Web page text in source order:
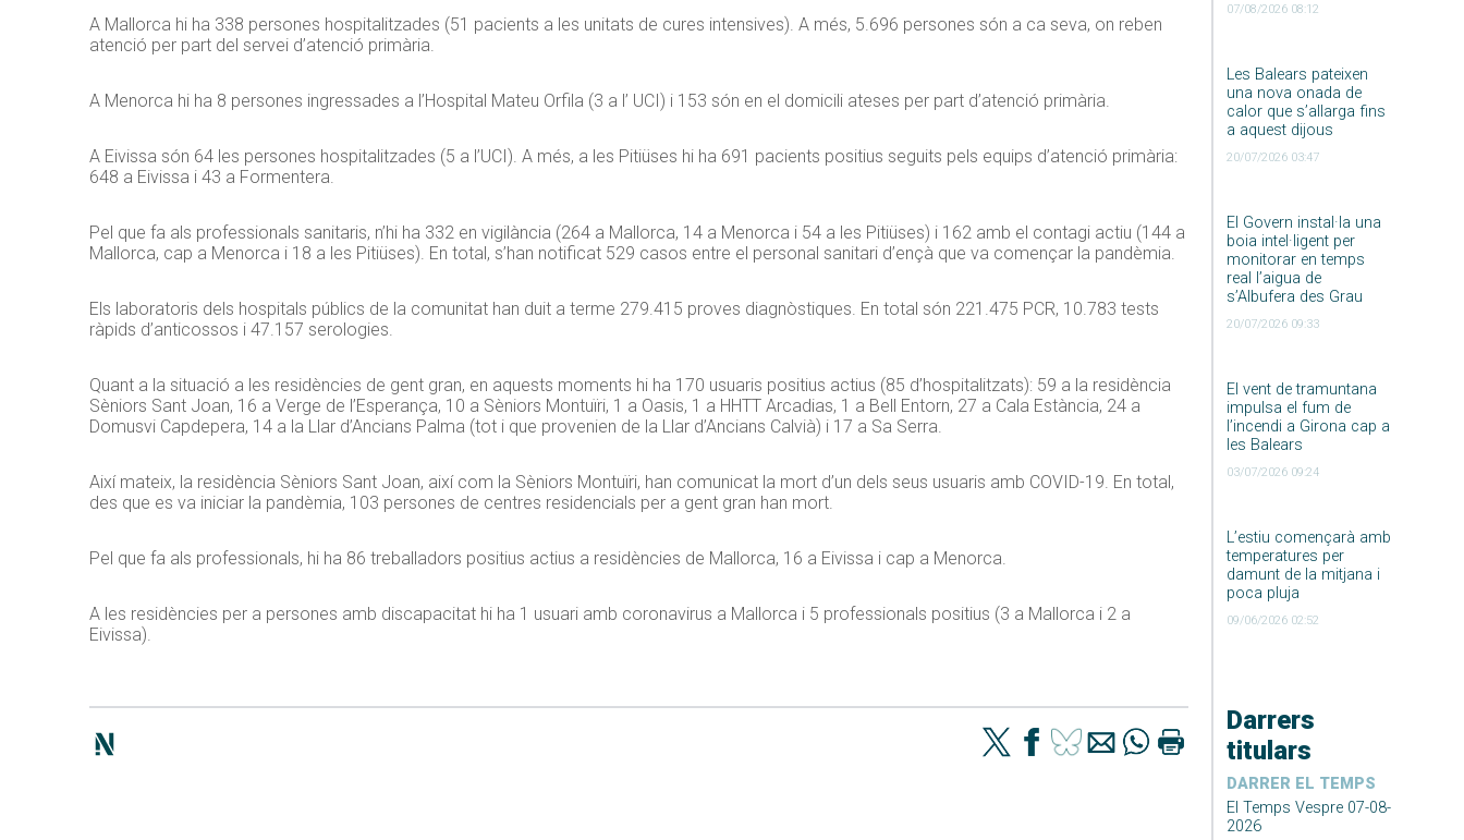
07/08/2026 08:12
Les Balears pateixen
una nova onada de
calor que s’allarga fins
a aquest dijous
20/07/2026 03:47
El Govern instal·la una
boia intel·ligent per
monitorar en temps
real l’aigua de
s’Albufera des Grau
20/07/2026 09:33
El vent de tramuntana
impulsa el fum de
l’incendi a Girona cap a
les Balears
03/07/2026 09:24
L’estiu començarà amb
temperatures per
damunt de la mitjana i
poca pluja
09/06/2026 02:52
Darrers
titulars
DARRER EL TEMPS
El Temps Vespre 07-08-
2026
A Mallorca hi ha 338 persones hospitalitzades (51 pacients a les unitats de cures intensives). A més, 5.696 persones són a ca seva, on reben
atenció per part del servei d’atenció primària.
A Menorca hi ha 8 persones ingressades a l’Hospital Mateu Orfila (3 a l’ UCI) i 153 són en el domicili ateses per part d’atenció primària.
A Eivissa són 64 les persones hospitalitzades (5 a l’UCI). A més, a les Pitiüses hi ha 691 pacients positius seguits pels equips d’atenció primària:
648 a Eivissa i 43 a Formentera.
Pel que fa als professionals sanitaris, n’hi ha 332 en vigilància (264 a Mallorca, 14 a Menorca i 54 a les Pitiüses) i 162 amb el contagi actiu (144 a
Mallorca, cap a Menorca i 18 a les Pitiüses). En total, s’han notificat 529 casos entre el personal sanitari d’ençà que va començar la pandèmia.
Els laboratoris dels hospitals públics de la comunitat han duit a terme 279.415 proves diagnòstiques. En total són 221.475 PCR, 10.783 tests
ràpids d’anticossos i 47.157 serologies.
Quant a la situació a les residències de gent gran, en aquests moments hi ha 170 usuaris positius actius (85 d’hospitalitzats): 59 a la residència
Sèniors Sant Joan, 16 a Verge de l’Esperança, 10 a Sèniors Montuïri, 1 a Oasis, 1 a HHTT Arcadias, 1 a Bell Entorn, 27 a Cala Estància, 24 a
Domusvi Capdepera, 14 a la Llar d’Ancians Palma (tot i que provenien de la Llar d’Ancians Calvià) i 17 a Sa Serra.
Així mateix, la residència Sèniors Sant Joan, així com la Sèniors Montuïri, han comunicat la mort d’un dels seus usuaris amb COVID-19. En total,
des que es va iniciar la pandèmia, 103 persones de centres residencials per a gent gran han mort.
Pel que fa als professionals, hi ha 86 treballadors positius actius a residències de Mallorca, 16 a Eivissa i cap a Menorca.
A les residències per a persones amb discapacitat hi ha 1 usuari amb coronavirus a Mallorca i 5 professionals positius (3 a Mallorca i 2 a
Eivissa).